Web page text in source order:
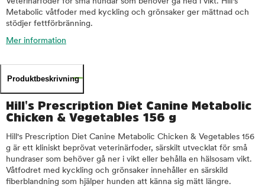
Metabolic våtfoder med kyckling och grönsaker ger mättnad och
stödjer fettförbränning.
Mer information
Produktbeskrivning
Hill's Prescription Diet Canine Metabolic
Chicken & Vegetables 156 g
Hill's Prescription Diet Canine Metabolic Chicken & Vegetables 156
g är ett kliniskt beprövat veterinärfoder, särskilt utvecklat för små
hundraser som behöver gå ner i vikt eller behålla en hälsosam vikt.
Våtfodret med kyckling och grönsaker innehåller en särskild
fiberblandning som hjälper hunden att känna sig mätt längre.